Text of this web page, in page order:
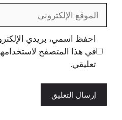
الموقع
الإلكتروني
احفظ اسمي، بريدي
في هذا المتصفح
تعليقي.